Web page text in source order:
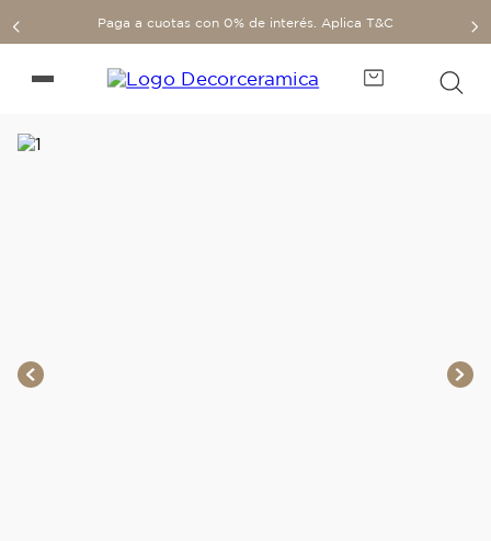
Paga a cuotas con 0% de interés. Aplica T&C